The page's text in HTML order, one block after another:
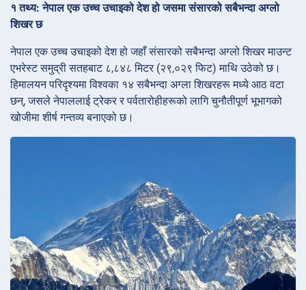
१ तथ्य: नेपाल एक उच्च उचाइको देश हो जसमा संसारको सबैभन्दा अग्लो
शिखर छ
नेपाल एक उच्च उचाइको देश हो जहाँ संसारको सबैभन्दा अग्लो शिखर माउन्ट
एभरेस्ट समुद्री सतहबाट ८,८४८ मिटर (२९,०२९ फिट) माथि उठेको छ।
हिमालयन परिदृश्यमा विश्वका १४ सबैभन्दा अग्ला शिखरहरू मध्ये आठ वटा
छन्, जसले नेपाललाई ट्रेकर र पर्वतारोहीहरूको लागि चुनौतीपूर्ण भूभागको
खोजीमा शीर्ष गन्तव्य बनाएको छ।